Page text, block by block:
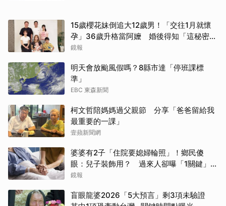
15歲櫻花妹倒追大12歲男！「交往1月就懷
孕」36歲升格當阿嬤 婚後得知「這秘密」
傻眼了
鏡報
明天會放颱風假嗎？8縣市達「停班課標
準」
EBC 東森新聞
柯文哲陪媽媽過父親節 分享「爸爸留給我
最重要的一課」
壹蘋新聞網
婆婆有2子「住院要媳婦輪照」！鄉民傻
眼：兒子裝飾用？ 過來人卻曝「1關鍵」才
做決定
鏡報
盲眼龍婆2026「5大預言」剩3項未驗證